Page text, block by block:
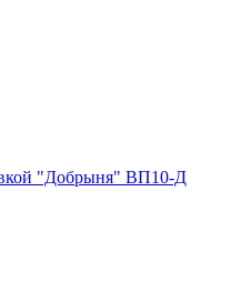
"Добрыня" ВП10-Д